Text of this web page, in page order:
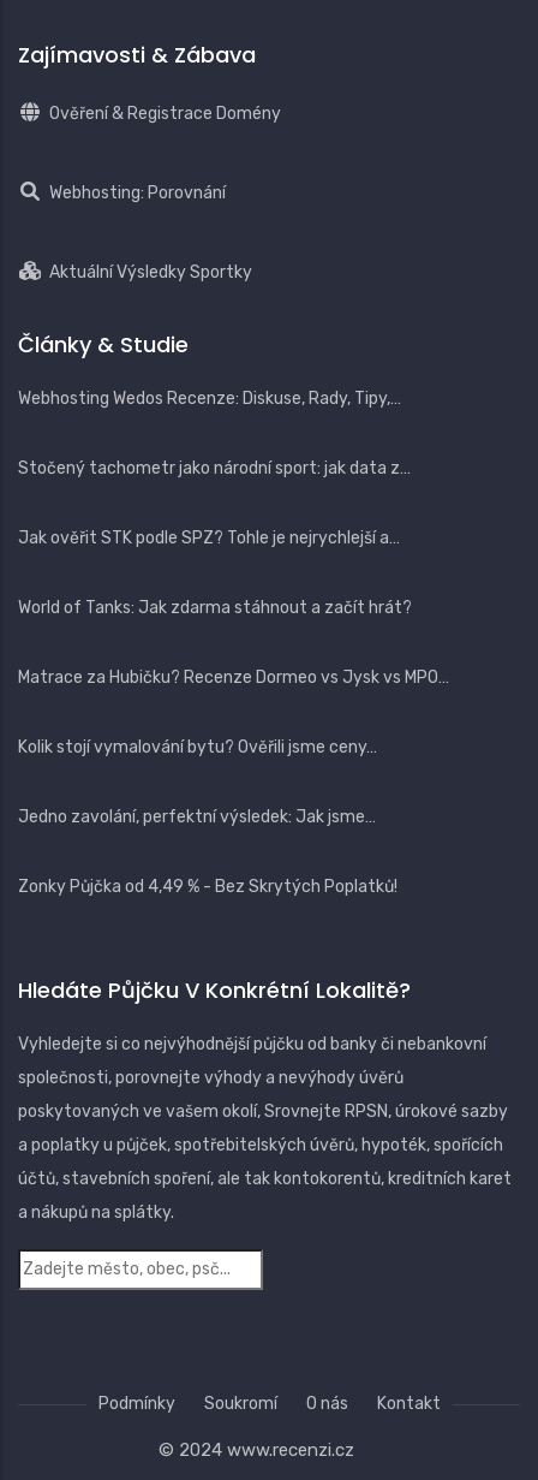
Zajímavosti & Zábava
Ověření & Registrace Domény
Webhosting: Porovnání
Aktuální Výsledky Sportky
Články & Studie
Webhosting Wedos Recenze: Diskuse, Rady, Tipy,…
Stočený tachometr jako národní sport: jak data z…
Jak ověřit STK podle SPZ? Tohle je nejrychlejší a…
World of Tanks: Jak zdarma stáhnout a začít hrát?
Matrace za Hubičku? Recenze Dormeo vs Jysk vs MPO…
Kolik stojí vymalování bytu? Ověřili jsme ceny…
Jedno zavolání, perfektní výsledek: Jak jsme…
Zonky Půjčka od 4,49 % - Bez Skrytých Poplatků!
Hledáte Půjčku V Konkrétní Lokalitě?
Vyhledejte si co nejvýhodnější půjčku od banky či nebankovní
společnosti, porovnejte výhody a nevýhody úvěrů
poskytovaných ve vašem okolí, Srovnejte RPSN, úrokové sazby
a poplatky u půjček, spotřebitelských úvěrů, hypoték, spořících
účtů, stavebních spoření, ale tak kontokorentů, kreditních karet
a nákupů na splátky.
Podmínky Soukromí O nás Kontakt
© 2024www.recenzi.cz